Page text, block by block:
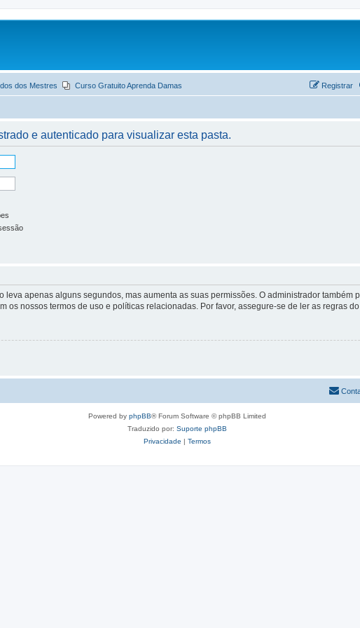
dos Mestres Curso Gratuito Aprenda Damas Registrar
e autenticado para visualizar esta pasta.
leva apenas alguns segundos, mas aumenta as suas permissões. O administrador
os nossos termos de uso e políticas relacionadas. Por favor, assegure-se de ler as regras
Powered by phpBB® Forum Software © phpBB Limited
Traduzido por: Suporte phpBB
Privacidade | Termos